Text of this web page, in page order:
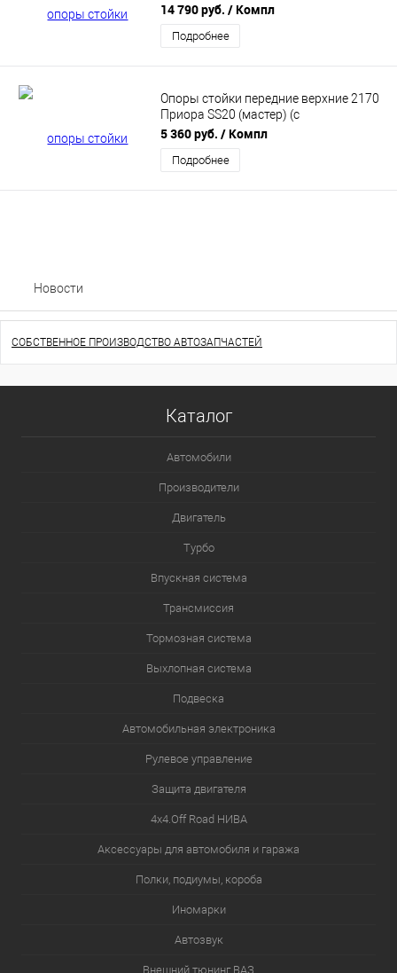
14 790 руб. / Компл
Подробнее
Опоры стойки передние верхние 2170
Приора SS20 (мастер) (с
подшипником) SS10110
5 360 руб. / Компл
Подробнее
Новости
СОБСТВЕННОЕ ПРОИЗВОДСТВО АВТОЗАПЧАСТЕЙ
Каталог
Автомобили
Производители
Двигатель
Турбо
Впускная система
Трансмиссия
Тормозная система
Выхлопная система
Подвеска
Автомобильная электроника
Рулевое управление
Защита двигателя
4х4.Off Road НИВА
Аксессуары для автомобиля и гаража
Полки, подиумы, короба
Иномарки
Автозвук
Внешний тюнинг ВАЗ